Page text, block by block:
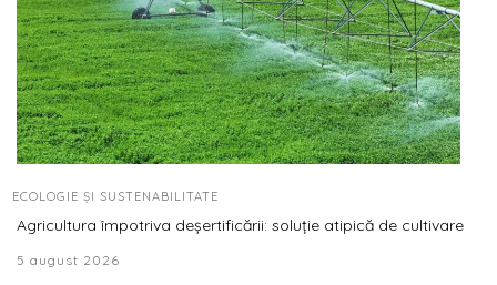
ECOLOGIE ȘI SUSTENABILITATE
Agricultura împotriva deșertificării: soluție atipică de cultivare
5 august 2026